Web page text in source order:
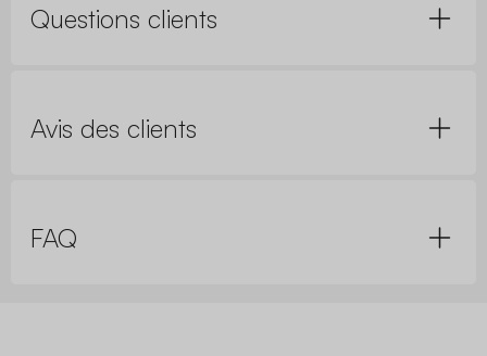
Questions clients
Avis des clients
FAQ